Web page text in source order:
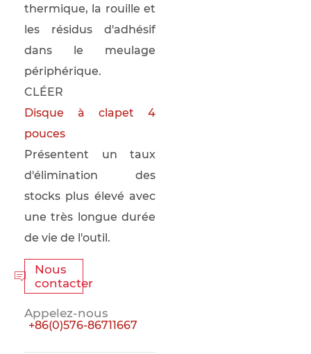
thermique, la rouille et
les résidus d'adhésif
dans le meulage
périphérique.
CLÉER
Disque à clapet 4
pouces
Présentent un taux
d'élimination des
stocks plus élevé avec
une très longue durée
de vie de l'outil.

Nous
contacter
Appelez-nous
+86(0)576-86711667